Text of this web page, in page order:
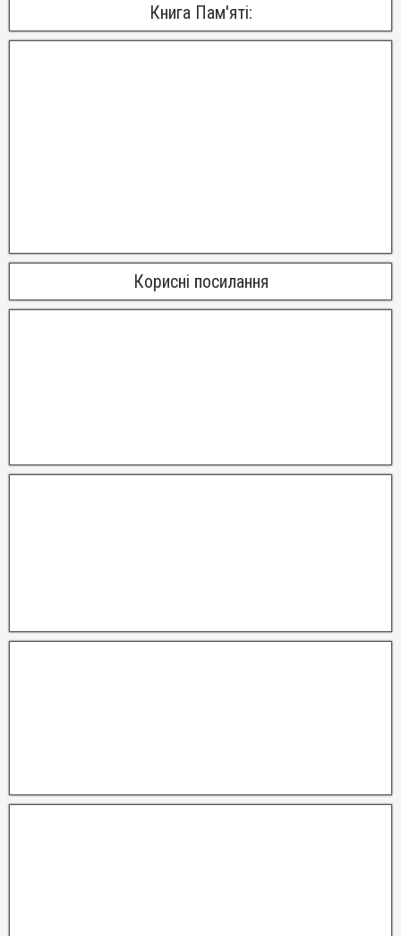
Книга Пам'яті:
Корисні посилання